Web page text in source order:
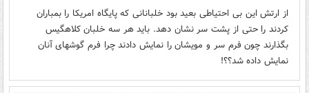
از ارتش این بی احتیاطی بعید بود خلبانانی که پایگاه امریکا را بمباران
کردند را حتی از پشت سر نشان دهد. باید هر سه خلبان کلاهگیس
بگذارند چون فرم سر و مویشان را نمایش دادند چرا فرم گوشهای آنان
نمایش داده شد؟؟!